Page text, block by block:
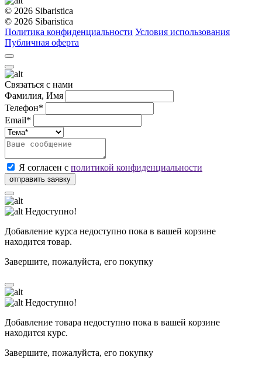
© 2026 Sibaristica
© 2026 Sibaristica
Политика конфиденциальности Условия использования
Публичная оферта
Связаться с нами
Фамилия, Имя
Телефон*
Email*
Я согласен с политикой конфиденциальности
Недоступно!
Добавление курса недоступно пока в вашей корзине
находится товар.
Завершите, пожалуйста, его покупку
Недоступно!
Добавление товара недоступно пока в вашей корзине
находится курс.
Завершите, пожалуйста, его покупку